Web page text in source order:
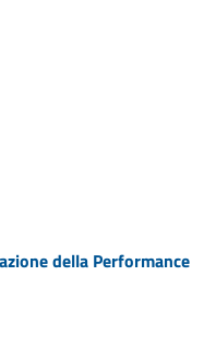
della Performance